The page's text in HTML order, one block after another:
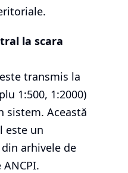
la scara
transmis la
1:500, 1:2000)
sistem. Această
este un
arhivele de